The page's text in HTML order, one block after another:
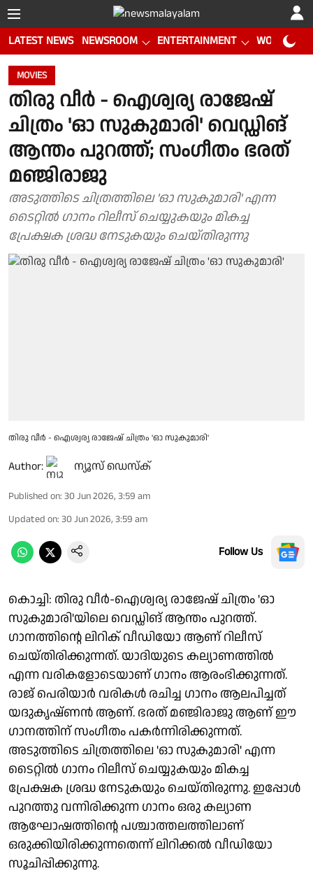
LATEST NEWS NEWSROOM ENTERTAINMENT WORLD CUP
MOVIES
തിരു വീർ - ഐശ്വര്യ രാജേഷ്
ചിത്രം 'ഓ സുകുമാരി' വെഡ്ഡിങ്
ആന്തം പുറത്ത്; സംഗീതം ഭരത്
മഞ്ജിരാജു
അടുത്തിടെ ചിത്രത്തിലെ 'ഓ സുകുമാരി' എന്ന
ടൈറ്റിൽ ഗാനം റിലീസ് ചെയ്യുകയും മികച്ച
പ്രേക്ഷക ശ്രദ്ധ നേടുകയും ചെയ്തിരുന്നു
തിരു വീർ - ഐശ്വര്യ രാജേഷ് ചിത്രം 'ഓ സുകുമാരി'
Author: ന്യൂസ് ഡെസ്ക്
Published on: 30 Jun 2026, 3:59 am
Updated on: 30 Jun 2026, 3:59 am
Follow Us
കൊച്ചി: തിരു വീർ-ഐശ്വര്യ രാജേഷ് ചിത്രം 'ഓ
സുകുമാരി'യിലെ വെഡ്ഡിങ് ആന്തം പുറത്ത്.
ഗാനത്തിന്റെ ലിറിക് വീഡിയോ ആണ് റിലീസ്
ചെയ്തിരിക്കുന്നത്. യാദിയുടെ കല്യാണത്തിൽ
എന്ന വരികളോടെയാണ് ഗാനം ആരംഭിക്കുന്നത്.
രാജ് പെരിയാർ വരികൾ രചിച്ച ഗാനം ആലപിച്ചത്
യദുകൃഷ്ണൻ ആണ്. ഭരത് മഞ്ജിരാജു ആണ് ഈ
ഗാനത്തിന് സംഗീതം പകർന്നിരിക്കുന്നത്.
അടുത്തിടെ ചിത്രത്തിലെ 'ഓ സുകുമാരി' എന്ന
ടൈറ്റിൽ ഗാനം റിലീസ് ചെയ്യുകയും മികച്ച
പ്രേക്ഷക ശ്രദ്ധ നേടുകയും ചെയ്തിരുന്നു. ഇപ്പോൾ
പുറത്തു വന്നിരിക്കുന്ന ​ഗാനം ഒരു കല്യാണ
ആഘോഷത്തിന്റെ പശ്ചാത്തലത്തിലാണ്‌
ഒരുക്കിയിരിക്കുന്നതെന്ന് ലിറിക്കൽ വീഡിയോ
സൂചിപ്പിക്കുന്നു.